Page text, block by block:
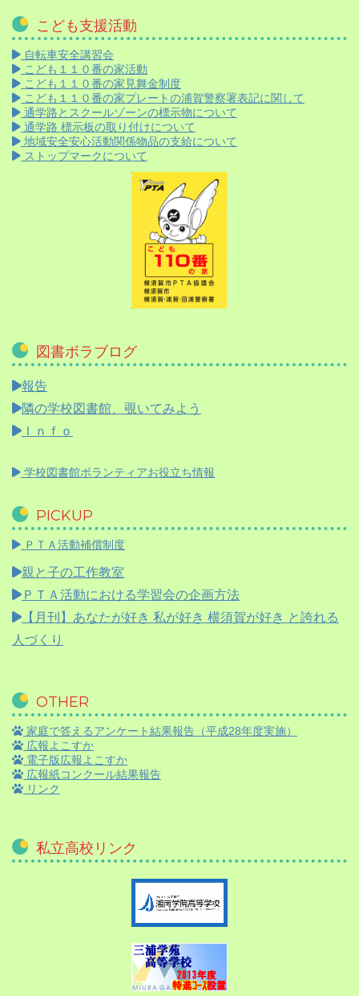
こども支援活動
自転車安全講習会
こども１１０番の家活動
こども１１０番の家見舞金制度
こども１１０番の家プレートの浦賀警察署表記に関して
通学路とスクールゾーンの標示物について
通学路 標示板の取り付けについて
地域安全安心活動関係物品の支給について
ストップマークについて
図書ボラブログ
報告
隣の学校図書館、覗いてみよう
Ｉｎｆｏ
学校図書館ボランティアお役立ち情報
PICKUP
ＰＴＡ活動補償制度
親と子の工作教室
ＰＴＡ活動における学習会の企画方法
【月刊】 あなたが好き 私が好き 横須賀が好き と誇れる
人づくり
OTHER
家庭で答えるアンケート結果報告（平成28年度実施）
広報よこすか
電子版広報よこすか
広報紙コンクール結果報告
リンク
私立高校リンク